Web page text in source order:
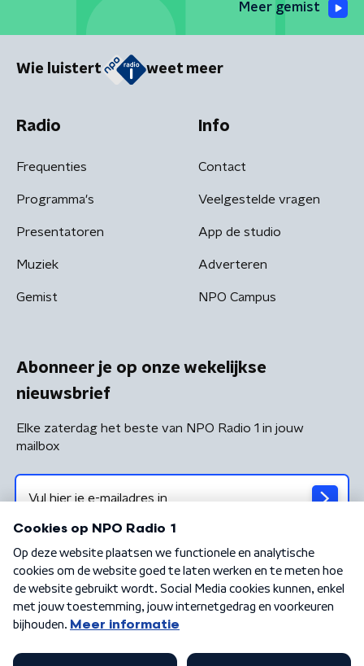
Meer gemist
Wie luistert weet meer
Radio
Frequenties
Programma's
Presentatoren
Muziek
Gemist
Info
Contact
Veelgestelde vragen
App de studio
Adverteren
NPO Campus
Abonneer je op onze wekelijkse
nieuwsbrief
Elke zaterdag het beste van NPO Radio 1 in jouw
mailbox
Algemene voorwaarden